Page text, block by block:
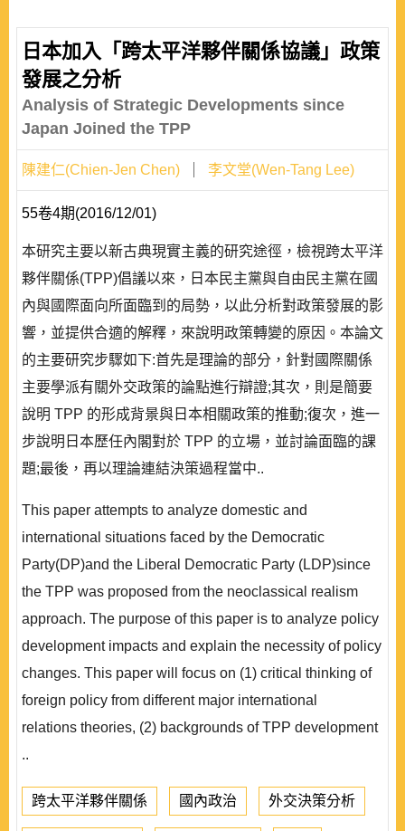
日本加入「跨太平洋夥伴關係協議」政策
發展之分析
Analysis of Strategic Developments since
Japan Joined the TPP
陳建仁(Chien-Jen Chen) 李文堂(Wen-Tang Lee)
55卷4期(2016/12/01)
本研究主要以新古典現實主義的研究途徑，檢視跨太平洋
夥伴關係(TPP)倡議以來，日本民主黨與自由民主黨在國
內與國際面向所面臨到的局勢，以此分析對政策發展的影
響，並提供合適的解釋，來說明政策轉變的原因。本論文
的主要研究步驟如下:首先是理論的部分，針對國際關係
主要學派有關外交政策的論點進行辯證;其次，則是簡要
說明 TPP 的形成背景與日本相關政策的推動;復次，進一
步說明日本歷任內閣對於 TPP 的立場，並討論面臨的課
題;最後，再以理論連結決策過程當中..
This paper attempts to analyze domestic and
international situations faced by the Democratic
Party(DP)and the Liberal Democratic Party (LDP)since
the TPP was proposed from the neoclassical realism
approach. The purpose of this paper is to analyze policy
development impacts and explain the necessity of policy
changes. This paper will focus on (1) critical thinking of
foreign policy from different major international
relations theories, (2) backgrounds of TPP development
..
跨太平洋夥伴關係 國內政治 外交決策分析